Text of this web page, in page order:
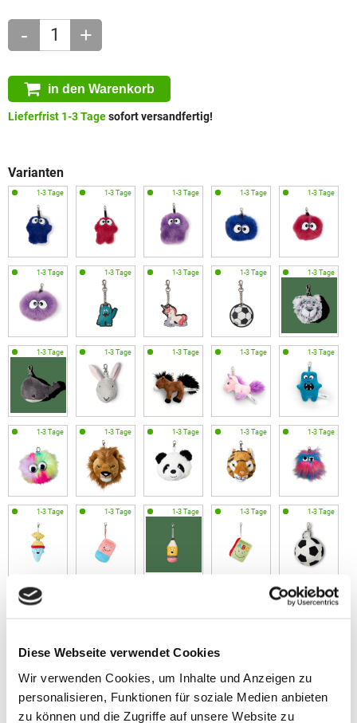
Diese Webseite verwendet Cookies
Wir verwenden Cookies, um Inhalte und Anzeigen zu
personalisieren, Funktionen für soziale Medien anbieten
zu können und die Zugriffe auf unsere Website zu
- +
in den Warenkorb
Lieferfrist 1-3 Tagesofort versandfertig!
Varianten
Gewicht
20 g
Material
100% Polyester